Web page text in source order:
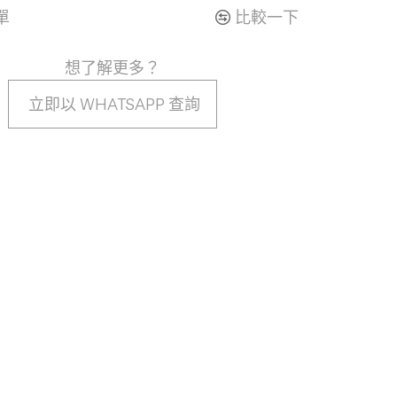
比較一下
想了解更多？
立即以 WHATSAPP 查詢